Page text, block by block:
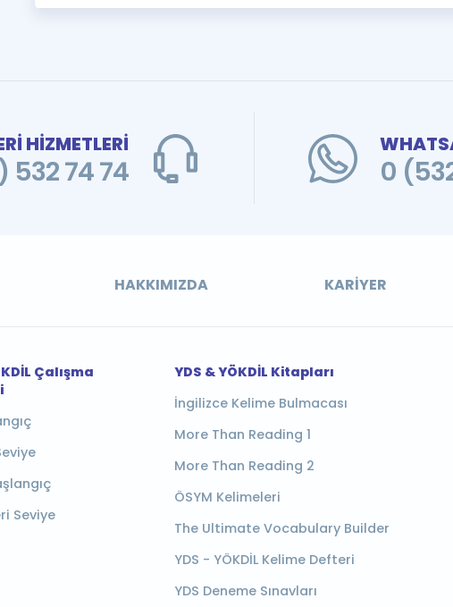
HİZMETLERİ
74 74 0
HAKKIMIZDA KARIYER
Çalışma
Seviye
YDS & YÖKDİL Kitapları
İngilizce Kelime Bulmacası
More Than Reading 1
More Than Reading 2
ÖSYM Kelimeleri
The Ultimate Vocabulary Builder
YDS - YÖKDİL Kelime Defteri
YDS Deneme Sınavları